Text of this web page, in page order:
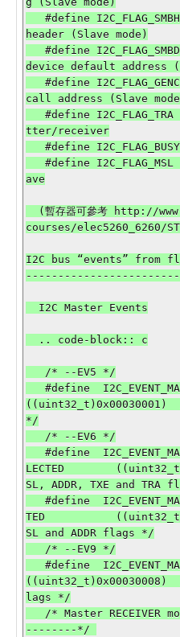
header (Slave mode)
device default address
call address (Slave
tter/receiver
ave
courses/elec5260_6260/
I2C bus “events” from
((uint32_t)0x00030001)
*/
LECTED
SL, ADDR, TXE and TRA
TED
SL and ADDR flags */
((uint32_t)0x00030008)
lags */
--------*/